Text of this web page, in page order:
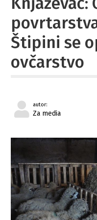
Štipini se
ovčarstvo
autor:
Za media